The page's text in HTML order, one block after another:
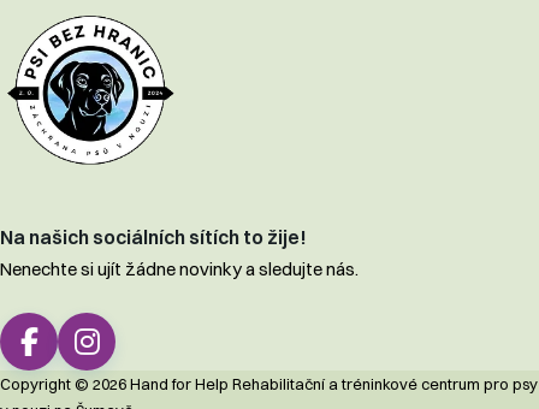
Na našich sociálních sítích to žije!
Nenechte si ujít žádne novinky a sledujte nás.
Copyright © 2026 Hand for Help Rehabilitační a tréninkové centrum pro psy